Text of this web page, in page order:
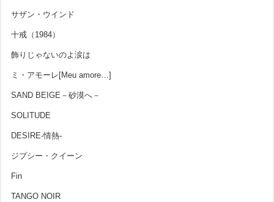
サザン・ウインド
十戒（1984）
飾りじゃないのよ涙は
ミ・アモーレ[Meu amore…]
SAND BEIGE－砂漠へ－
SOLITUDE
DESIRE-情熱-
ジプシー・クイーン
Fin
TANGO NOIR